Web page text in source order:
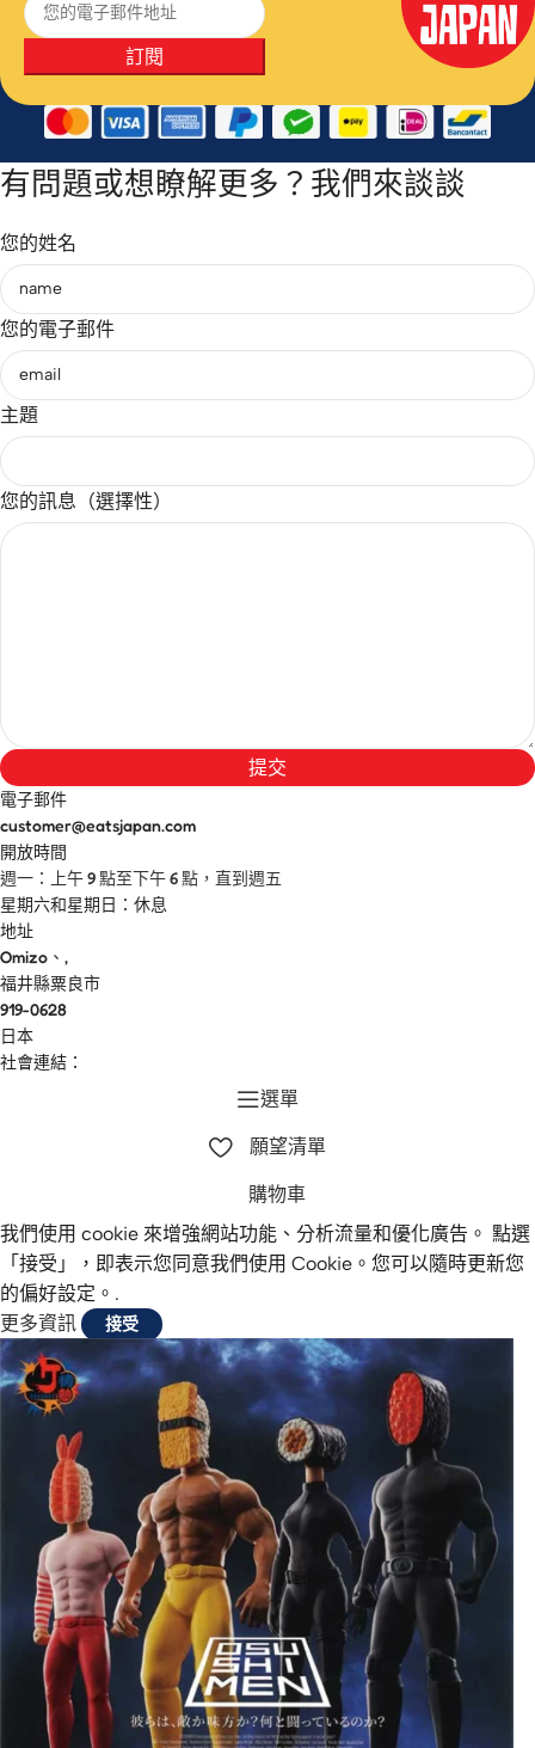
訂閱
有問題或想瞭解更多？我們來談談
您的姓名
您的電子郵件
主題
您的訊息（選擇性）
提交
電子郵件
customer@eatsjapan.com
開放時間
週一：上午 9 點至下午 6 點，直到週五
星期六和星期日：休息
地址
Omizo、,
福井縣粟良市
919-0628
日本
社會連結：
選單
願望清單
購物車
我們使用 cookie 來增強網站功能、分析流量和優化廣告。 點選
「接受」，即表示您同意我們使用 Cookie。您可以隨時更新您
的偏好設定。.
更多資訊
接受